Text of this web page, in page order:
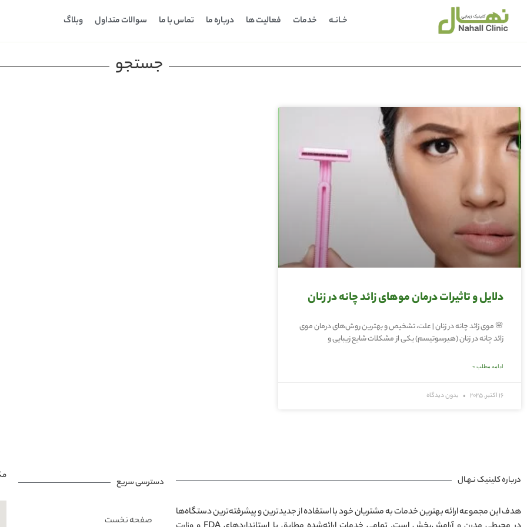
خـانـه خدمات فعالیت ها درباره ما تماس با ما سوالات متداول وبلاگ
جستجو
دلایل و تاثیرات درمان موهای زائد چانه در زنان
🌸 موی زائد چانه در زنان | علت، تشخیص و بهترین روش‌های درمان موی
زائد چانه در زنان (هیرسوتیسم) یکی از مشکلات شایع زیبایی و
ادامه مطلب »
16 اکتبر, 2025 بدون دیدگاه
درباره کلینیک نـهـال
هدف این مجموعه ارائه بهترین خدمات به مشتریان خود با استفاده از جدیدترین و پیشرفته‌ترین دستگاه‌ها
دسترسی سریع
صفحه نخست